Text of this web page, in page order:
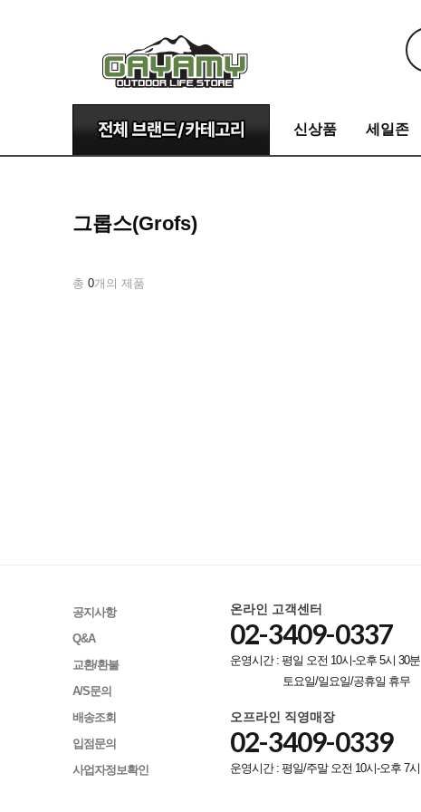
신상품 세일존
그롭스(Grofs)
총 0개의 제품
공지사항
Q&A
교환/환불
A/S문의
배송조회
입점문의
사업자정보확인
온라인 고객센터
02-3409-0337
운영시간 : 평일 오전 10시-오후 5시 30분
토요일/일요일/공휴일 휴무
오프라인 직영매장
02-3409-0339
운영시간 : 평일/주말 오전 10시-오후 7시